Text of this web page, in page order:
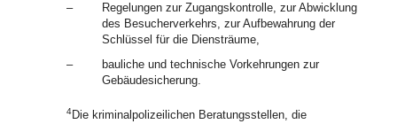
–
Regelungen zur Zugangskontrolle, zur Abwicklung
des Besucherverkehrs, zur Aufbewahrung der
Schlüssel für die Diensträume,
–
bauliche und technische Vorkehrungen zur
Gebäudesicherung.
4Die kriminalpolizeilichen Beratungsstellen, die